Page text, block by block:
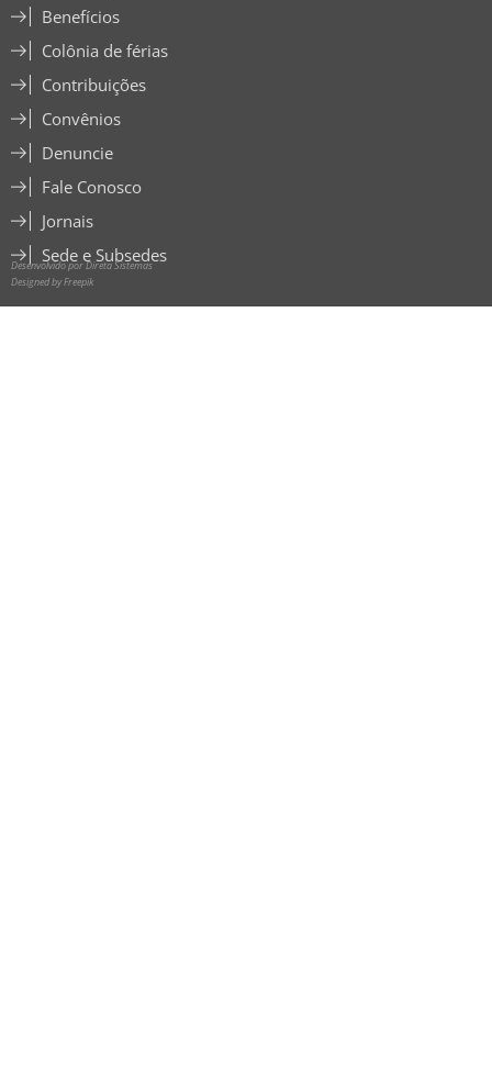
Benefícios
Colônia de férias
Contribuições
Convênios
Denuncie
Fale Conosco
Jornais
Sede e Subsedes
Desenvolvido por Direta Sistemas
Designed by Freepik